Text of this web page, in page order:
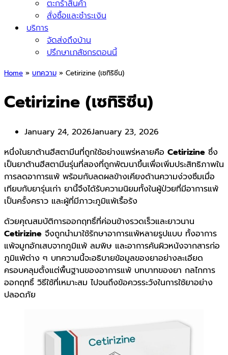
ตะกร้าสินค้า
สั่งซื้อและชำระเงิน
บริการ
จัดส่งถึงบ้าน
ปรึกษาเภสัชกรตอนนี้
Home » บทความ » Cetirizine (เซทิริซีน)
Cetirizine (เซทิริซีน)
January 24, 2026January 23, 2026
หนึ่งในยาต้านฮีสตามีนที่ถูกใช้อย่างแพร่หลายคือ Cetirizine ซึ่ง
เป็นยาต้านฮีสตามีนรุ่นที่สองที่ถูกพัฒนาขึ้นเพื่อเพิ่มประสิทธิภาพใน
การลดอาการแพ้ พร้อมกับลดผลข้างเคียงด้านความง่วงซึมเมื่อ
เทียบกับยารุ่นเก่า ยานี้จึงได้รับความนิยมทั้งในผู้ป่วยที่มีอาการแพ้
เป็นครั้งคราว และผู้ที่มีภาวะภูมิแพ้เรื้อรัง
ด้วยคุณสมบัติการออกฤทธิ์ที่ค่อนข้างรวดเร็วและยาวนาน
Cetirizine จึงถูกนำมาใช้รักษาอาการแพ้หลายรูปแบบ ทั้งอาการ
แพ้จมูกอักเสบจากภูมิแพ้ ลมพิษ และอาการคันผิวหนังจากสารก่อ
ภูมิแพ้ต่าง ๆ บทความนี้จะอธิบายข้อมูลของยาอย่างละเอียด
ครอบคลุมตั้งแต่พื้นฐานของอาการแพ้ บทบาทของยา กลไกการ
ออกฤทธิ์ วิธีใช้ที่เหมาะสม ไปจนถึงข้อควรระวังในการใช้ยาอย่าง
ปลอดภัย